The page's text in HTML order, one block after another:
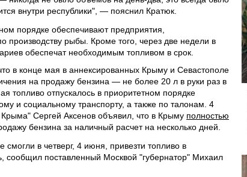
внутри республики", — пояснил Кратюк.
порядке обеспечивают предприятия,
рыбы. Кроме того, через две недели в
обеспечат необходимым топливом в срок.
в конце мая в аннексированных Крыму и Севастополе
на продажу бензина — не более 20 л в руки раз в
топливо отпускалось в приоритетном порядке
и социальному транспорту, а также по талонам. 4
Сергей Аксенов объявил, что в Крыму полностью
бензина за наличный расчет на несколько дней.
смогли в четверг, 4 июня, привезти топливо в
сообщил поставленный Москвой "губернатор" Михаил